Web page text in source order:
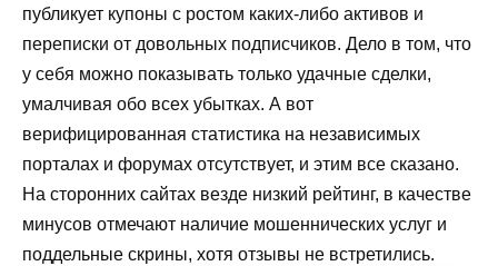
публикует купоны с ростом каких-либо активов и
переписки от довольных подписчиков. Дело в том, что
у себя можно показывать только удачные сделки,
умалчивая обо всех убытках. А вот
верифицированная статистика на независимых
порталах и форумах отсутствует, и этим все сказано.
На сторонних сайтах везде низкий рейтинг, в качестве
минусов отмечают наличие мошеннических услуг и
поддельные скрины, хотя отзывы не встретились.